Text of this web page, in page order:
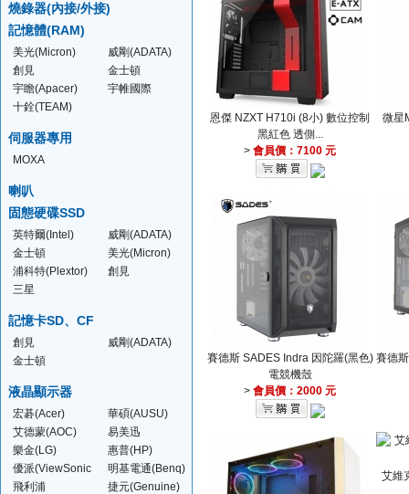
燒錄器(內接/外接)
記憶體(RAM)
美光(Micron)
威剛(ADATA)
創見
(Transcend)
金士頓
(Kingston)
宇瞻(Apacer)
宇帷國際
十銓(TEAM)
伺服器專用
MOXA
喇叭
固態硬碟SSD
英特爾(Intel)
威剛(ADATA)
金士頓
(Kingston)
美光(Micron)
浦科特(Plextor)
創見
三星
記憶卡SD、CF
創見
(Transcend)
威剛(ADATA)
金士頓
液晶顯示器
宏碁(Acer)
華碩(AUSU)
艾德蒙(AOC)
易美迅
(ENVISION)
樂金(LG)
惠普(HP)
優派(ViewSonic
)
明基電通(Benq)
飛利浦
捷元(Genuine)
恩傑 NZXT H710i (8小) 數位控制
黑紅色 透側...
>會員價：7100 元
微星
賽德斯 SADES Indra 因陀羅(黑色)
電競機殼
>會員價：2000 元
賽德
艾維